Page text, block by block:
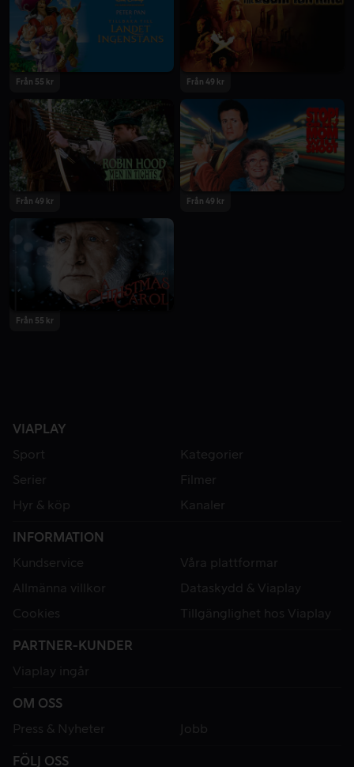
Från 55 kr Från 49 kr
Från 49 kr Från 49 kr
Från 55 kr
VIAPLAY
Sport
Kategorier
Serier
Filmer
Hyr & köp
Kanaler
INFORMATION
Kundservice
Våra plattformar
Allmänna villkor
Dataskydd & Viaplay
Cookies
Tillgänglighet hos Viaplay
PARTNER-KUNDER
Viaplay ingår
OM OSS
Press & Nyheter
Jobb
FÖLJ OSS